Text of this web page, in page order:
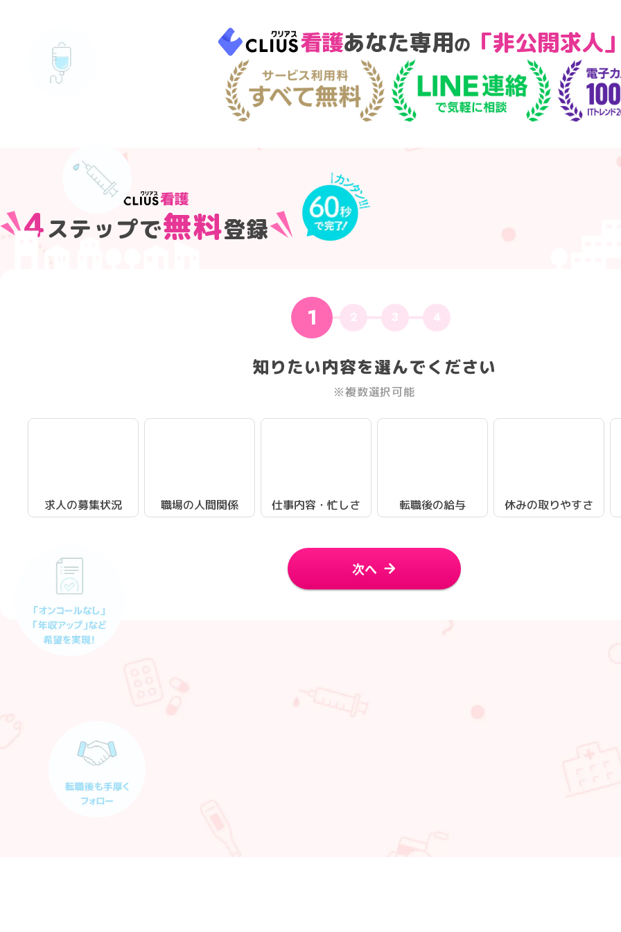
あなた専用の 「非公開求人
4ステップで無料登録
1 2 3 4
知りたい内容を選んでください
※複数選択可能
求人の募集状況 職場の人間関係 仕事内容・忙しさ 転職後の給与 休みの取りやすさ
次へ